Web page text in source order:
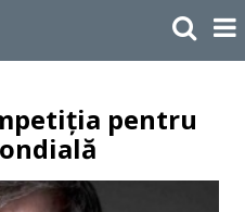
pentru